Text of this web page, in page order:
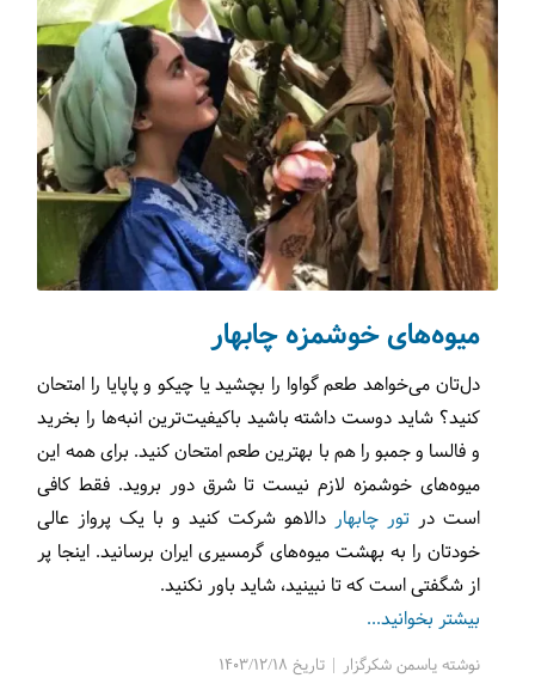
میوه‌های خوشمزه چابهار
دل‌تان می‌خواهد طعم گواوا را بچشید یا چیکو و پاپایا را امتحان
کنید؟ شاید دوست داشته باشید باکیفیت‌ترین انبه‌ها را بخرید
و فالسا و جمبو را هم با بهترین طعم امتحان کنید. برای همه این
میوه‌های خوشمزه لازم نیست تا شرق دور بروید. فقط کافی
است درتور چابهار دالاهو شرکت کنید و با یک پرواز عالی
خودتان را به بهشت میوه‌های گرمسیری ایران برسانید. اینجا پر
از شگفتی است که تا نبینید،‌ شاید باور نکنید.
بیشتر بخوانید...
نوشته یاسمن شکرگزار | تاریخ 1403/12/18